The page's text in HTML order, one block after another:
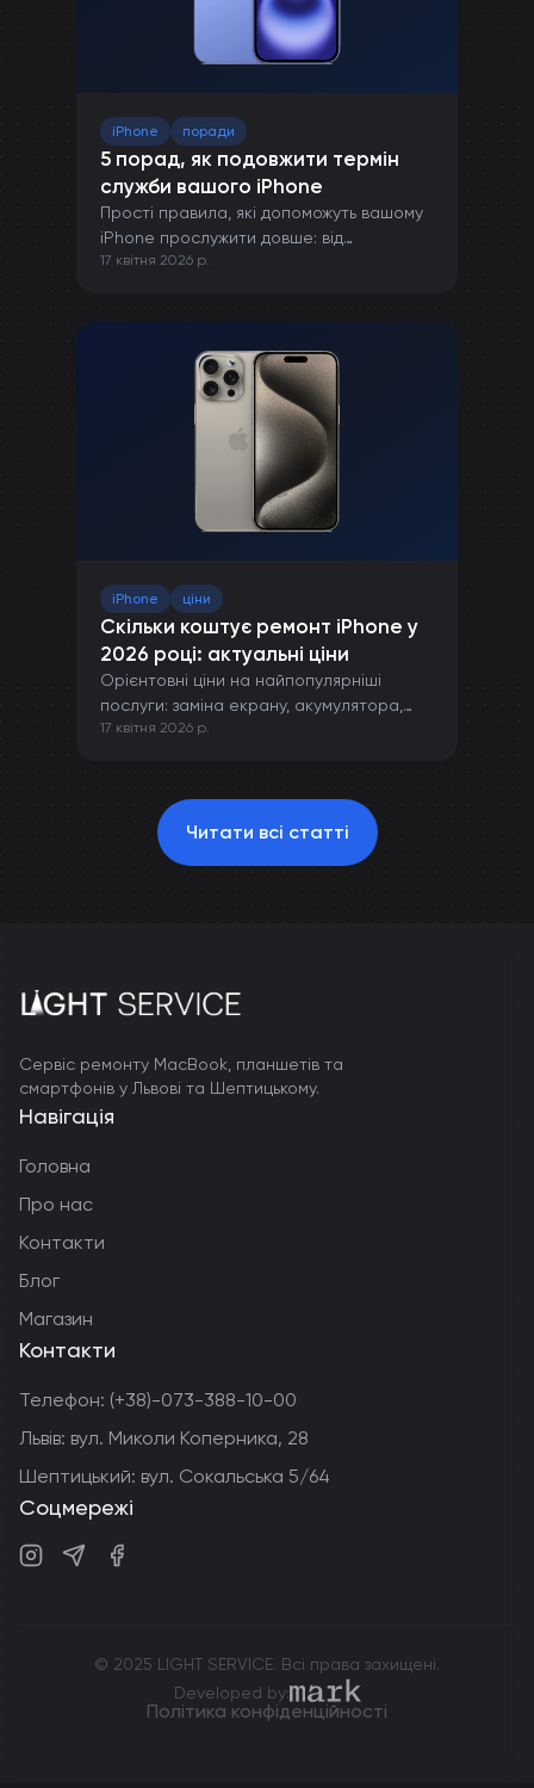
iPhone поради
5 порад, як подовжити термін
служби вашого iPhone
Прості правила, які допоможуть вашому
iPhone прослужити довше: від
правильної зарядки до захисту від
17 квітня 2026 р.
iPhone ціни
Скільки коштує ремонт iPhone у
2026 році: актуальні ціни
Орієнтовні ціни на найпопулярніші
послуги: заміна екрану, акумулятора,
камери та інших компонентів iPhone.
17 квітня 2026 р.
Читати всі статті
Сервіс ремонту MacBook, планшетів та
смартфонів у Львові та Шептицькому.
Навігація
Головна
Про нас
Контакти
Блог
Магазин
Контакти
Телефон: (+38)-073-388-10-00
Львів: вул. Миколи Коперника, 28
Шептицький: вул. Сокальська 5/64
Соцмережі
© 2025 LIGHT SERVICE. Всі права захищені.
Developed by:markdev.agency
Політика конфіденційності